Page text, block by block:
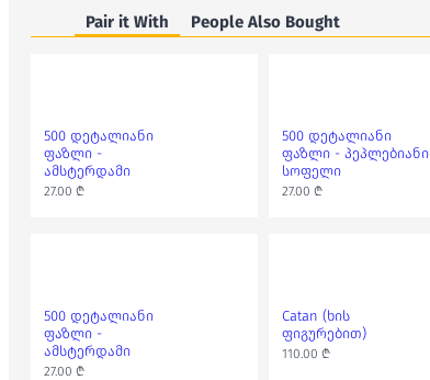
Pair it With People Also Bought
500 დეტალიანი
ფაზლი -
ამსტერდამი
27.00 ₾
500 დეტალიანი
ფაზლი - პეპლებიანი
სოფელი
27.00 ₾
500 დეტალიანი
ფაზლი -
ამსტერდამი
27.00 ₾
Catan (ხის
ფიგურებით)
110.00 ₾